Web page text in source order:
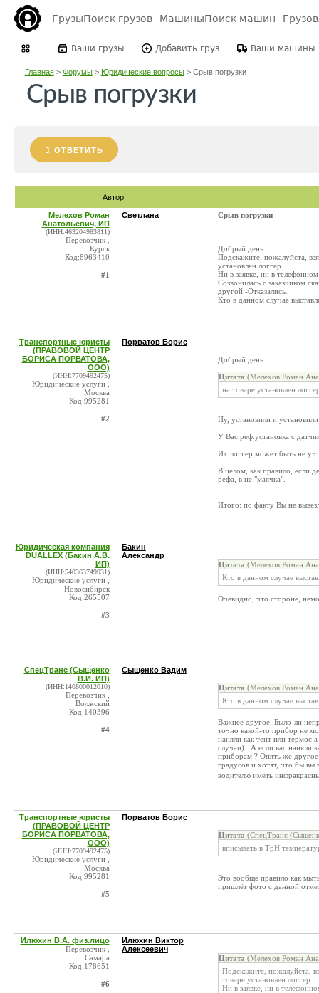
ГрузыПоиск грузов МашиныПоиск машин
Ваши грузы Добавить груз Ваши машины
Главная> Форумы> Юридические вопросы> Срыв погрузки
Срыв погрузки
ОТВЕТИТЬ
Автор
Мелехов Роман
Анатольевич, ИП
(ИНН:463204983811)
Перевозчик ,
Курск
Код:8963410
#1
Светлана Срыв погрузки
Добрый день.
Подскажите, пожалуйста,
установлен логгер.
Ни в заявке, ни в
Созвонилась с заказчиком
другой.-Отказались.
Кто в данном случае
Транспортные юристы
(ПРАВОВОЙ ЦЕНТР
БОРИСА ПОРВАТОВА,
ООО)
(ИНН:7709492475)
Юридические услуги ,
Москва
Код:995281
#2
Порватов Борис
Добрый день.
Цитата (Мелехов Роман
на товаре установлен
Ну, установили и
У Вас реф.установка с
Их логгер может быть не
В целом, как правило, если
рефа, в не "маячка".
Итого: по факту Вы не
Юридическая компания
DUALLEX (Бакин А.В.
ИП)
(ИНН:540363749931)
Юридические услуги ,
Новосибирск
Код:265507
#3
Бакин
Александр
Цитата (Мелехов Роман
Кто в данном случае
Очевидно, что стороне,
СпецТранс (Сыщенко
В.И. ИП)
(ИНН:140800012010)
Перевозчик ,
Волжский
Код:140396
#4
Сыщенко Вадим
Цитата (Мелехов Роман
Кто в данном случае
Важнее другое. Было-ли
точно какой-то прибор не
наняли как тент или термос
случаи) . А если вас наняли
приборам ? Опять же другое
градусов и хотят, что бы вы
водителю иметь
Транспортные юристы
(ПРАВОВОЙ ЦЕНТР
БОРИСА ПОРВАТОВА,
ООО)
(ИНН:7709492475)
Юридические услуги ,
Москва
Код:995281
#5
Порватов Борис
Цитата (СпецТранс
вписывать в ТрН
Это вообще правило как
пришлёт фото с данной
Илюхин В.А. физ.лицо
Перевозчик ,
Самара
Код:178651
#6
Илюхин Виктор
Алексеевич
Цитата (Мелехов Роман
Подскажите, пожалуйста,
товаре установлен логгер.
Ни в заявке, ни в